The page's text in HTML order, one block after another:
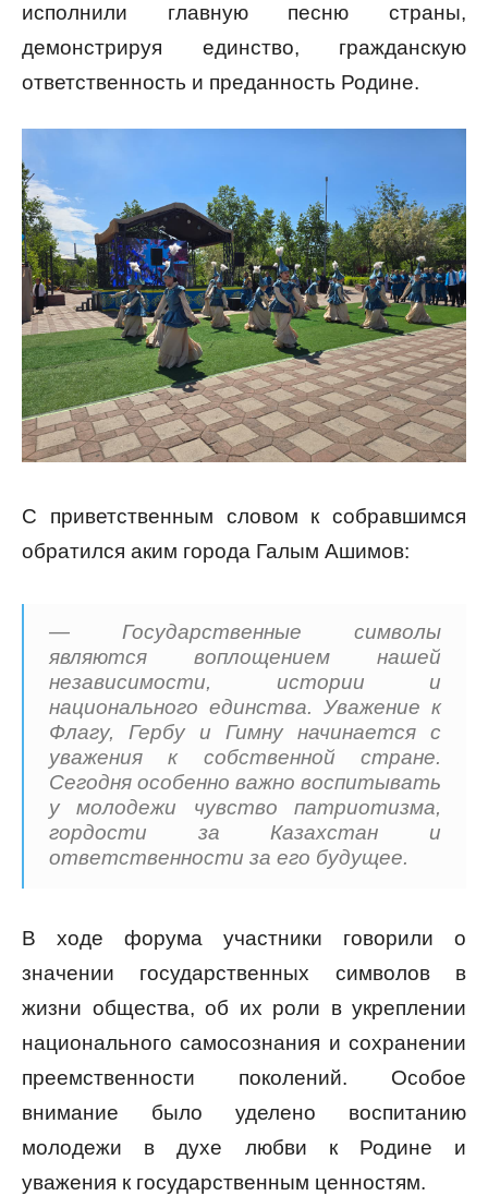
исполнили главную песню страны,
демонстрируя единство, гражданскую
ответственность и преданность Родине.
С приветственным словом к собравшимся
обратился аким города Галым Ашимов:
— Государственные символы
являются воплощением нашей
независимости, истории и
национального единства. Уважение к
Флагу, Гербу и Гимну начинается с
уважения к собственной стране.
Сегодня особенно важно воспитывать
у молодежи чувство патриотизма,
гордости за Казахстан и
ответственности за его будущее.
В ходе форума участники говорили о
значении государственных символов в
жизни общества, об их роли в укреплении
национального самосознания и сохранении
преемственности поколений. Особое
внимание было уделено воспитанию
молодежи в духе любви к Родине и
уважения к государственным ценностям.